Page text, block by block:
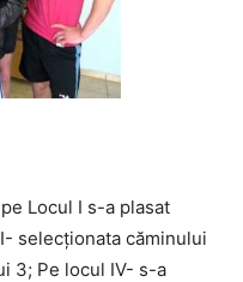
Locul I s-a plasat
selecționata căminului
3; Pe locul IV- s-a